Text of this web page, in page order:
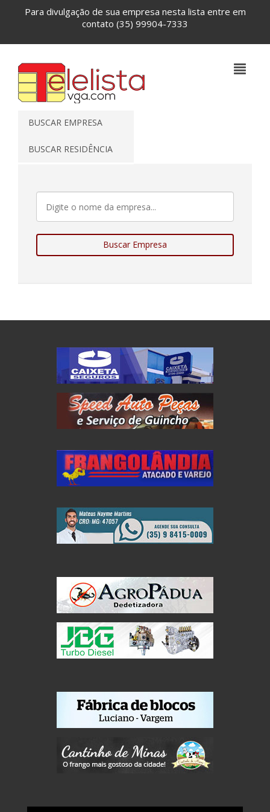
Para divulgação de sua empresa nesta lista entre em
contato (35) 99904-7333
BUSCAR EMPRESA
BUSCAR RESIDÊNCIA
Buscar Empresa